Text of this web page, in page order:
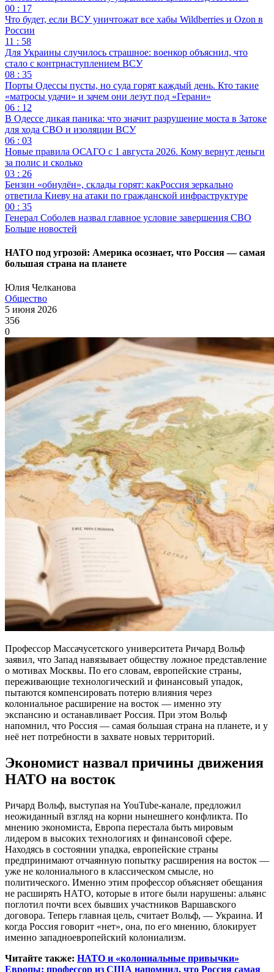
00 : 17
Что будет, если ВСУ уничтожат все хабы Wildberries и Ozon в
России
11 : 58
Для Украины случилось страшное: военкор объяснил, что
стало с контрнаступлением ВСУ
08 : 35
Порты Одессы пусты, но суда горят каждый день. Кто такие
«матросы удачи» и зачем они лезут под «Герани»
06 : 12
В Одессе дикая паника: что значит разрушение моста в Затоке
для хода СВО и изоляции ВСУ
06 : 03
Новые правила ОСАГО с 1 августа 2026. Кому вернут деньги
за полис и сколько
03 : 26
Бензин «обнулён», склады горят: какРоссия зеркально
ответила Киеву на атаки по гражданской инфраструктуре
00 : 35
Генерал Соболев назвал главное условие завершения СВО
Больше новостей
НАТО под угрозой: Америка осознает, что Россия — самая
большая страна на планете
Юлия Челканова
Общество
5 июня 2026
356
0
Профессор Массачусетского университета Ричард Вольф
заявил, что Запад навязывает обществу ложное представление
о мотивах Москвы. По его словам, европейские страны,
переживающие технологический и финансовый упадок,
пытаются компенсировать потерю влияния через
колониальное расширение на восток — именно эту
экспансию и останавливает Россия. При этом Вольф
напомнил, что Россия — самая большая страна на планете, и у
неё нет потребности в захвате новых территорий.
Экономист назвал причины движения
НАТО на восток
Ричард Вольф, выступая на YouTube-канале, предложил
неожиданный взгляд на корни нынешнего конфликта. По
мнению экономиста, Европа перестала быть мировым
лидером в высоких технологиях и финансовой сфере.
Находясь в состоянии упадка, европейские страны
предпринимают отчаянную попытку расширения на восток —
уже не колониального в классическом смысле, но
политического. Именно этим профессор объясняет обещания
не расширять НАТО, которые в итоге были нарушены: альянс
поглотил почти всех бывших участников Варшавского
договора. Теперь главная цель, считает Вольф, — Украина. И
когда Россия говорит «нет», она, по его мнению, блокирует
именно западноевропейский колониализм.
Читайте также: НАТО и «колониальные привычки»
Европы: профессор из США напомнил, что Россия самая